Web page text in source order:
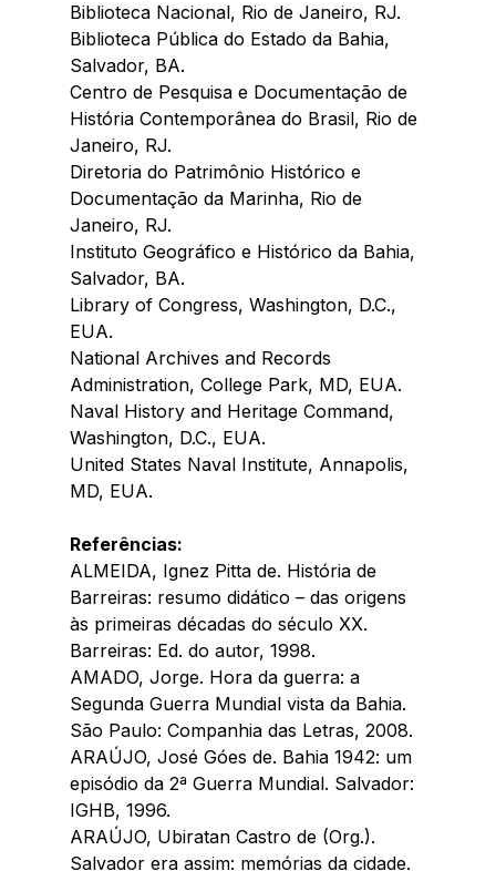
Biblioteca Nacional, Rio de Janeiro, RJ.
Biblioteca Pública do Estado da Bahia,
Salvador, BA.
Centro de Pesquisa e Documentação de
História Contemporânea do Brasil, Rio de
Janeiro, RJ.
Diretoria do Patrimônio Histórico e
Documentação da Marinha, Rio de
Janeiro, RJ.
Instituto Geográfico e Histórico da Bahia,
Salvador, BA.
Library of Congress, Washington, D.C.,
EUA.
National Archives and Records
Administration, College Park, MD, EUA.
Naval History and Heritage Command,
Washington, D.C., EUA.
United States Naval Institute, Annapolis,
MD, EUA.
Referências:
ALMEIDA, Ignez Pitta de. História de
Barreiras: resumo didático – das origens
às primeiras décadas do século XX.
Barreiras: Ed. do autor, 1998.
AMADO, Jorge. Hora da guerra: a
Segunda Guerra Mundial vista da Bahia.
São Paulo: Companhia das Letras, 2008.
ARAÚJO, José Góes de. Bahia 1942: um
episódio da 2ª Guerra Mundial. Salvador:
IGHB, 1996.
ARAÚJO, Ubiratan Castro de (Org.).
Salvador era assim: memórias da cidade.